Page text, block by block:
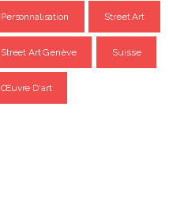
Personnalisation Street Art
Street Art Genève Suisse
Œuvre D'art